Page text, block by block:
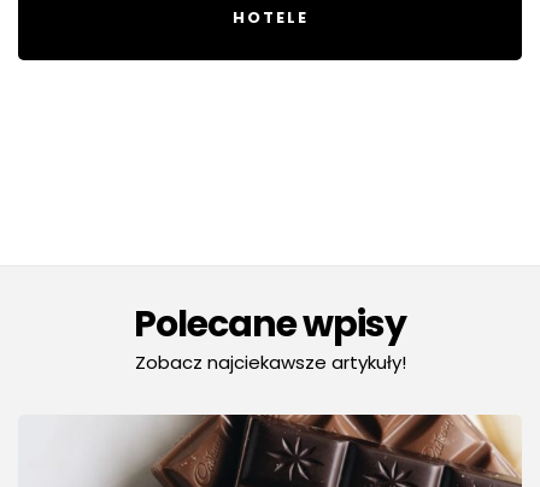
HOTELE
Polecane wpisy
Zobacz najciekawsze artykuły!